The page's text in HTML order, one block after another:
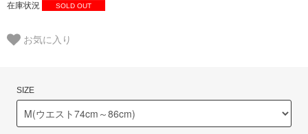
在庫状況 SOLD OUT
お気に入り
SIZE